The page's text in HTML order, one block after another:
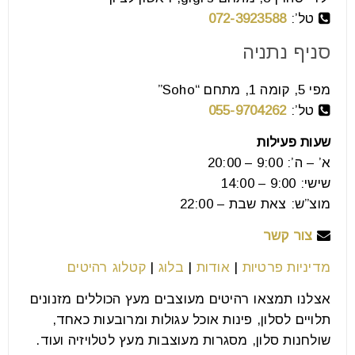
16 יול
רוב האנשים מרהטים את הבית שלהם מהספה החוצה:
מסתכלים למטה.
קרא עוד
טל’:072-3923588
סניף נתניה
מפי 5, קומה 1, מתחם “Soho”
טל’:055-9704262
שעות פעילות
א’ – ה’: 9:00 – 20:00
שישי: 9:00 – 14:00
מוצ”ש: צאת שבת – 22:00
צור קשר
מדיניות פרטיות |אודות בלוג קטלוג רהיטים
אצלנו תמצאו רהיטים מעוצבים מעץ הכוללים מזנונים
תלויים לסלון, פינות אוכל עגולות ומרובעות כאחד,
שולחנות סלון, מסגרות מעוצבות מעץ לטלויזיה ועוד.